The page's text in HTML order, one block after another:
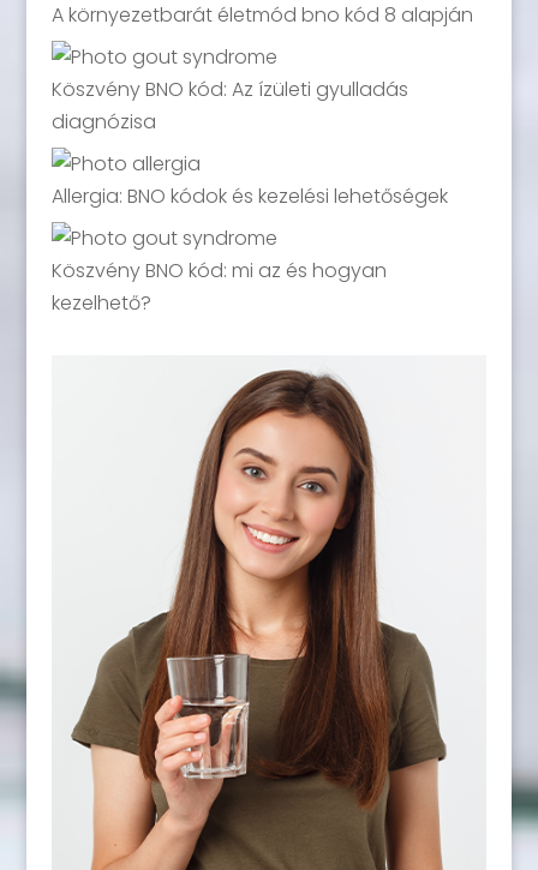
A környezetbarát életmód bno kód 8 alapján
Köszvény BNO kód: Az ízületi gyulladás
diagnózisa
Allergia: BNO kódok és kezelési lehetőségek
Köszvény BNO kód: mi az és hogyan
kezelhető?